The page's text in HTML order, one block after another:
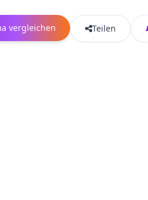
vergleichen Teilen